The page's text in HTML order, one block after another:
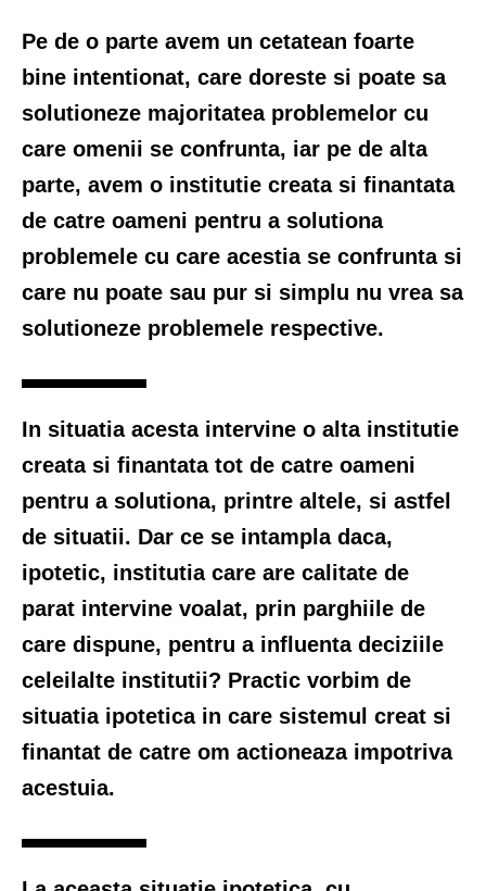
Pe de o parte avem un cetatean foarte
bine intentionat, care doreste si poate sa
solutioneze majoritatea problemelor cu
care omenii se confrunta, iar pe de alta
parte, avem o institutie creata si finantata
de catre oameni pentru a solutiona
problemele cu care acestia se confrunta si
care nu poate sau pur si simplu nu vrea sa
solutioneze problemele respective.
In situatia acesta intervine o alta institutie
creata si finantata tot de catre oameni
pentru a solutiona, printre altele, si astfel
de situatii. Dar ce se intampla daca,
ipotetic, institutia care are calitate de
parat intervine voalat, prin parghiile de
care dispune, pentru a influenta deciziile
celeilalte institutii? Practic vorbim de
situatia ipotetica in care sistemul creat si
finantat de catre om actioneaza impotriva
acestuia.